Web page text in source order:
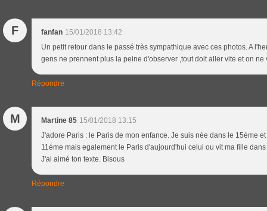
F fanfan 15/01/2018 13:42
Un petit retour dans le passé très sympathique avec ces photos. A
gens ne prennent plus la peine d'observer ,tout doit aller vite et on
Répondre
M Martine 85 15/01/2018 13:15
J'adore Paris : le Paris de mon enfance. Je suis née dans le 15ème
11éme mais egalement le Paris d'aujourd'hui celui ou vit ma fille
J'ai aimé ton texte. Bisous
Répondre